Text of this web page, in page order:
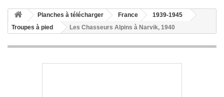
Planches à télécharger France
1939-1945
Troupes à pied
Les Chasseurs Alpins à Narvik, 1940